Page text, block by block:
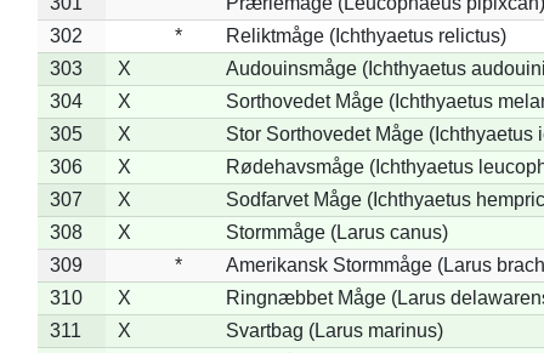
302
*
Reliktmåge (Ichthyaetus relictus)
303
X
Audouinsmåge (Ichthyaetus
304
X
Sorthovedet Måge (Ichthyaetus
305
X
Stor Sorthovedet Måge (Ichthyaetus
306
X
Rødehavsmåge (Ichthyaetus
307
X
Sodfarvet Måge (Ichthyaetus
308
X
Stormmåge (Larus canus)
309
*
Amerikansk Stormmåge (Larus
310
X
Ringnæbbet Måge (Larus
311
X
Svartbag (Larus marinus)